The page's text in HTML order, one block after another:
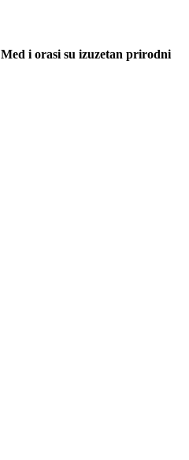
Med i orasi su izuzetan prirodni